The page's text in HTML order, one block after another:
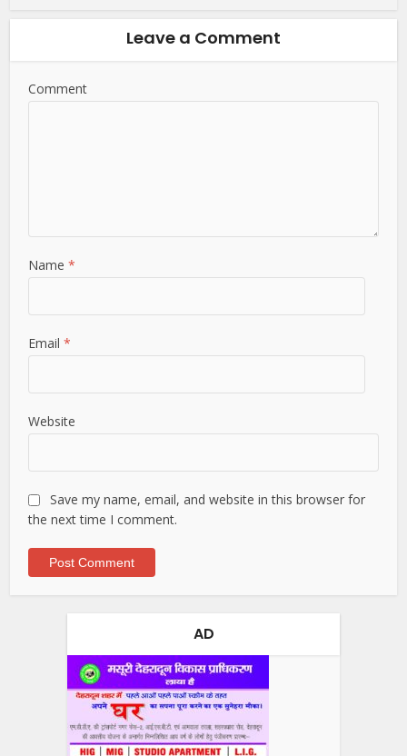
Leave a Comment
Comment
Name*
Email*
Website
Save my name, email, and website in this browser for
the next time I comment.
AD